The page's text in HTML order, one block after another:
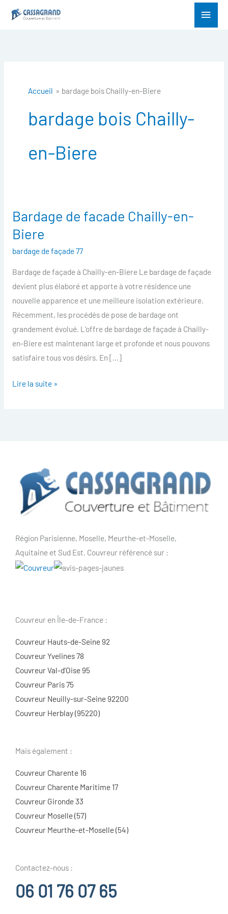
Menu
Accueil bardage bois Chailly-en-Biere
bardage bois Chailly-
en-Biere
Bardage de facade Chailly-en-
Biere
bardage de façade 77
Bardage de façade à Chailly-en-Biere Le bardage de façade
devient plus élaboré et apporte à votre résidence une
nouvelle apparence et une meilleure isolation extérieure.
Récemment, les procédés de pose de bardage ont
grandement évolué. L’offre de bardage de façade à Chailly-
en-Biere est maintenant large et profonde et nous pouvons
satisfaire tous vos désirs. En […]
Bardage
de
facade
Chailly-
en-
Biere
Lire la suite »
Région Parisienne, Moselle, Meurthe-et-Moselle,
Aquitaine et Sud Est. Couvreur référencé sur :
Couvreur en Île-de-France :
Couvreur Hauts-de-Seine 92
Couvreur Yvelines 78
Couvreur Val-d’Oise 95
Couvreur Paris 75
Couvreur Neuilly-sur-Seine 92200
Couvreur Herblay (95220)
Mais également :
Couvreur Charente 16
Couvreur Charente Maritime 17
Couvreur Gironde 33
Couvreur Moselle (57)
Couvreur Meurthe-et-Moselle (54)
Contactez-nous :
06 01 76 07 65